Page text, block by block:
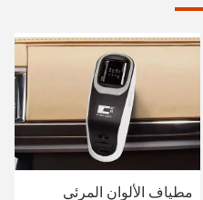
مطياف الألوان المرئي